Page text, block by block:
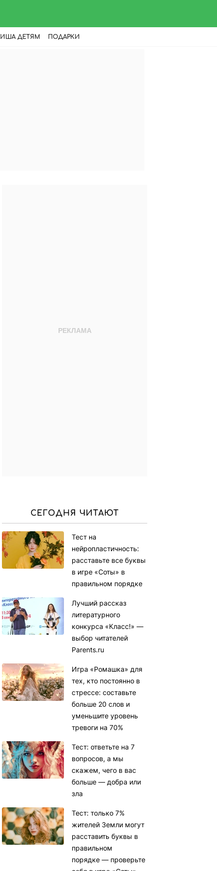
ДЕТЯМ ПОДАРКИ
СЕГОДНЯ ЧИТАЮТ
Тест на
нейропластичность:
расставьте все буквы
в игре «Соты» в
правильном порядке
Лучший рассказ
литературного
конкурса «Класс!» —
выбор читателей
Parents.ru
Игра «Ромашка» для
тех, кто постоянно в
стрессе: составьте
больше 20 слов и
уменьшите уровень
тревоги на 70%
Тест: ответьте на 7
вопросов, а мы
скажем, чего в вас
больше — добра или
зла
Тест: только 7%
жителей Земли могут
расставить буквы в
правильном
порядке — проверьте